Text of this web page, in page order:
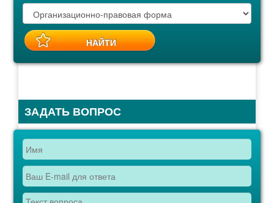
ЗАДАТЬ ВОПРОС